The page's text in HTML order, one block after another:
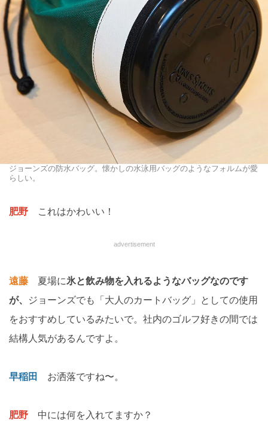
ジョーンズの防水バッグ。懐かしの水泳用バッグのようなフォルムが愛
らしい。
肥野 これはかわいい！
advertisement
遠藤 夏場に氷と飲み物を入れるようなバッグなのです
が、
ジョーンズでも「大人のカートバッグ」としての使用
をおすすめしているみたいで。社内のゴルフ好きの間では
結構人気があるんですよ。
早稲田 お洒落ですね〜。
肥野 中には何を入れてますか？